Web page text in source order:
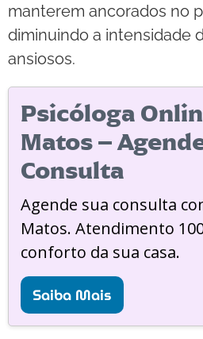
manterem ancorados no
diminuindo a intensidade
ansiosos.
Psicóloga
Matos –
Consulta
Agende sua consulta
Matos. Atendimento
conforto da sua casa.
Saiba Mais